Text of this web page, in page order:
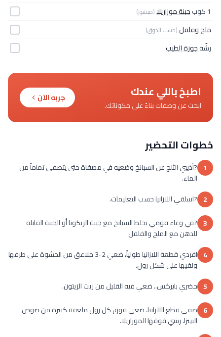
1 كوب
جبنة موزاريلا(مبشور)
ملح وفلفل(حسب الذوق)
رشّةجوزة الطيب
اطبخ باللي عندك
ابحث عن وصفات بناءً على مكوناتك.
جربه الآن
خطوات التحضير
1 ?أذيبي الثلج عن السبانخ وضعيه في مصفاة حتى يتصفى تماماً من
الماء.
2 ?اسلقي اللازانيا حسب التعليمات.
3 ?في وعاء قومي بخلط السبانخ مع جبنة الريكوتا أو الجبنة القابلة
للدهن مع الملح والفلفل
4
افردي قطعة اللازانيا طولياً، ضعي 2-3 ملاعق من الحشوة على طرفها
ولفيها على شكل رول.
5 حضري بايركس.. ضعي فيه القليل من زيت الزيتون.
6 صفي قطع اللازانيا، ضعي فوق كل رول ملعقة كبيرة من صوص
البيتزا، رشي فوقها الموزاريلا.